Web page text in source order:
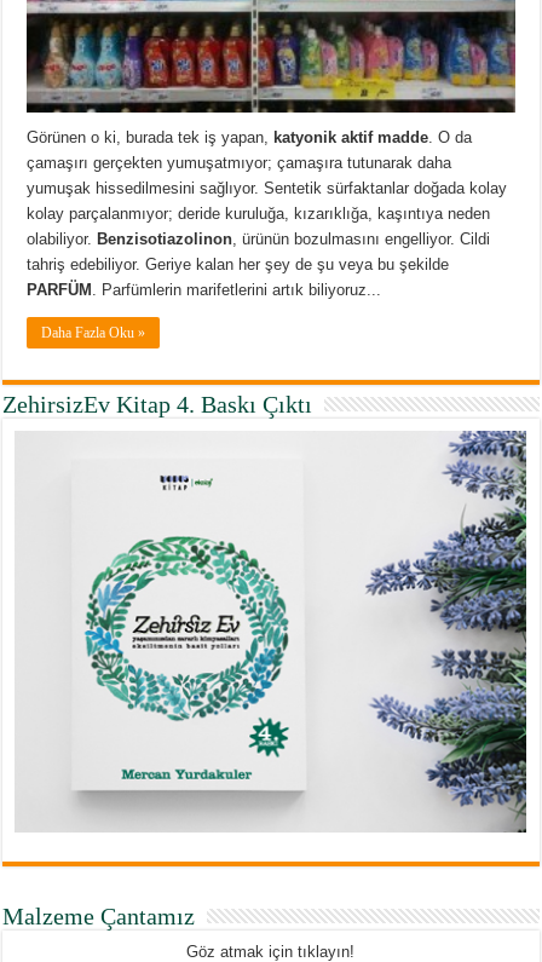
Görünen o ki, burada tek iş yapan, katyonik aktif madde . O da
çamaşırı gerçekten yumuşatmıyor; çamaşıra tutunarak daha
yumuşak hissedilmesini sağlıyor. Sentetik sürfaktanlar doğada kolay
kolay parçalanmıyor; deride kuruluğa, kızarıklığa, kaşıntıya neden
olabiliyor.Benzisotiazolinon , ürünün bozulmasını engelliyor. Cildi
tahriş edebiliyor. Geriye kalan her şey de şu veya bu şekilde
PARFÜM . Parfümlerin marifetlerini artık biliyoruz...
Daha Fazla Oku »
ZehirsizEv Kitap 4. Baskı Çıktı
Malzeme Çantamız
Göz atmak için tıklayın!